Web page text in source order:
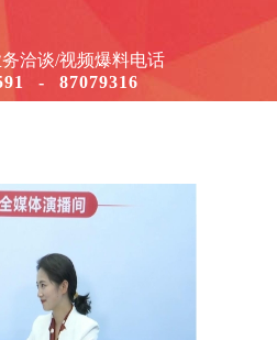
务洽谈/视频爆料电话
- 87079316